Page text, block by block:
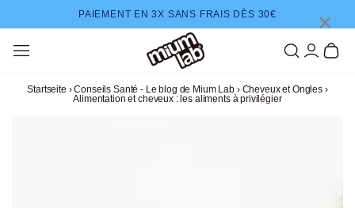
ZUM INHALT SPRINGENPAIEMENT EN 3X SANS FRAIS DÈS 30€
Einloggen
Startseite ›Conseils Santé - Le blog de Mium Lab › Cheveux et Ongles ›
Alimentation et cheveux : les aliments à privilégier
×